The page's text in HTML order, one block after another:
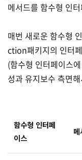
메서드를 함수형 인
매번 새로운 함수형
ction패키지의 인터
(함수형 인터페이스
성과 유지보수 측면
함수형 인터페
이스